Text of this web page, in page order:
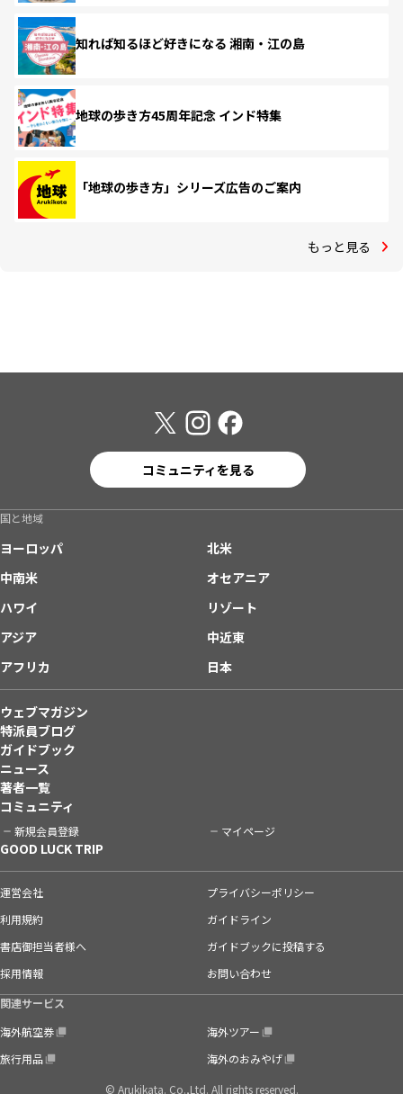
知れば知るほど好きになる 湘南・江の島
地球の歩き方45周年記念 インド特集
「地球の歩き方」シリーズ広告のご案内
もっと見る
コミュニティを見る
国と地域
ヨーロッパ
北米
中南米
オセアニア
ハワイ
リゾート
アジア
中近東
アフリカ
日本
ウェブマガジン
特派員ブログ
ガイドブック
ニュース
著者一覧
コミュニティ
新規会員登録 マイページ
GOOD LUCK TRIP
運営会社
プライバシーポリシー
利用規約
ガイドライン
書店御担当者様へ
ガイドブックに投稿する
採用情報
お問い合わせ
関連サービス
海外航空券
海外ツアー
旅行用品
海外のおみやげ
© Arukikata. Co.,Ltd. All rights reserved.